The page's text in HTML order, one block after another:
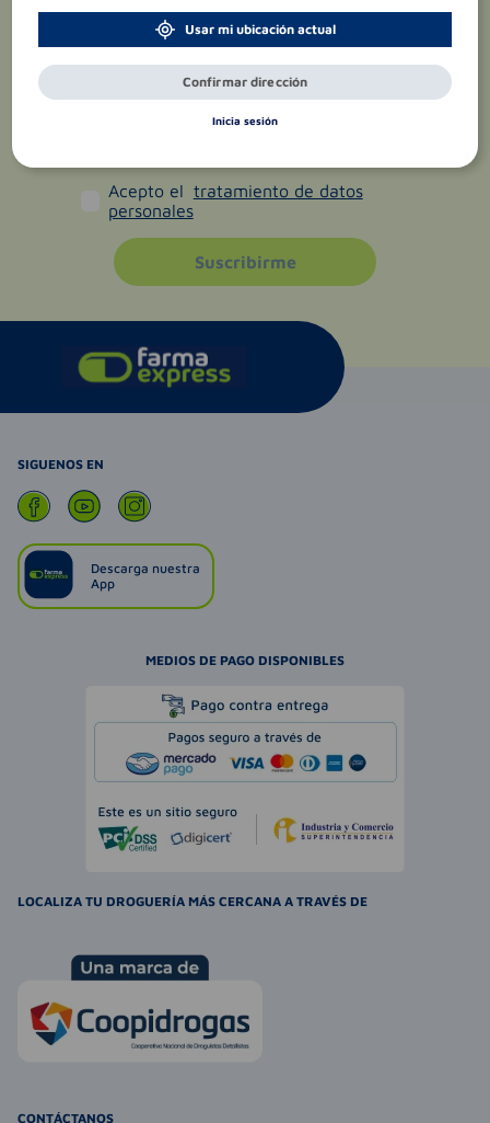
Acepto el tratamiento de datos
personales
Suscribirme
SIGUENOS EN
Descarga nuestra
App
MEDIOS DE PAGO DISPONIBLES
LOCALIZA TU DROGUERÍA MÁS CERCANA A TRAVÉS DE
CONTÁCTANOS
Usar mi ubicación actual
Confirmar dirección
Inicia sesión